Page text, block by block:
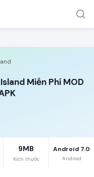
Miễn Phí MOD
9MB
Kích thước
Android 7.0
Android